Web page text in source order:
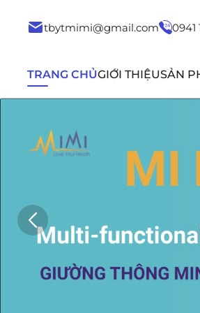
tbytmimi@gmail.com 0941
TRANG CHỦGIỚI THIỆUSẢN